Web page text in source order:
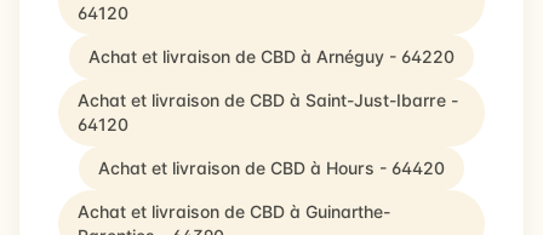
64120
Achat et livraison de CBD à Arnéguy - 64220
Achat et livraison de CBD à Saint-Just-Ibarre -
64120
Achat et livraison de CBD à Hours - 64420
Achat et livraison de CBD à Guinarthe-